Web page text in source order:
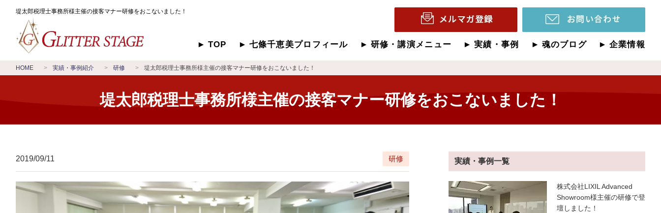
堤太郎税理士事務所様主催の接客マナー研修をおこないました！
TOP 七條千恵美プロフィール 研修・講演メニュー 実績・事例 魂のブログ 企業情報
HOME 実績・事例紹介 研修 堤太郎税理士事務所様主催の接客マナー研修をおこないました！
堤太郎税理士事務所様主催の接客マナー研修をおこないました！
2019/09/11 研修 実績・事例一覧
株式会社LIXIL Advanced
Showroom様主催の研修で登
壇しました！